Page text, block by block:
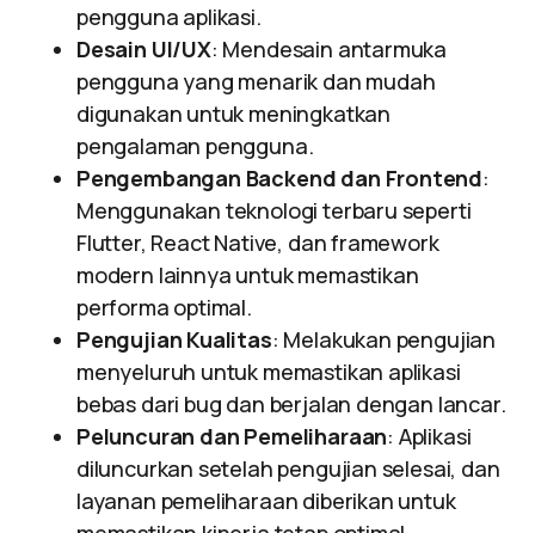
pengguna aplikasi.
Desain UI/UX: Mendesain antarmuka
pengguna yang menarik dan mudah
digunakan untuk meningkatkan
pengalaman pengguna.
Pengembangan Backend dan Frontend:
Menggunakan teknologi terbaru seperti
Flutter, React Native, dan framework
modern lainnya untuk memastikan
performa optimal.
Pengujian Kualitas: Melakukan pengujian
menyeluruh untuk memastikan aplikasi
bebas dari bug dan berjalan dengan lancar.
Peluncuran dan Pemeliharaan: Aplikasi
diluncurkan setelah pengujian selesai, dan
layanan pemeliharaan diberikan untuk